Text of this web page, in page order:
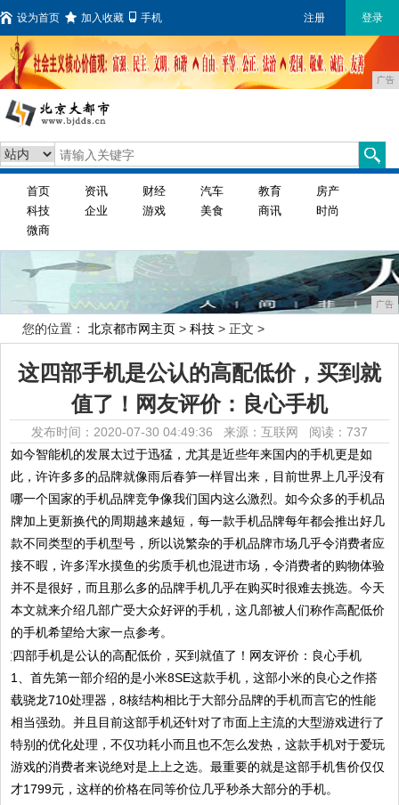
设为首页 加入收藏 手机 注册 登录
广告
首页 资讯 财经 汽车 教育
房产
科技
企业 游戏 美食 商讯
时尚
微商
广告
您的位置： 北京都市网主页 > 科技 > 正文 >
这四部手机是公认的高配低价，买到就
值了！网友评价：良心手机
发布时间：2020-07-30 04:49:36 来源：互联网 阅读：737
如今智能机的发展太过于迅猛，尤其是近些年来国内的手机更是如
此，许许多多的品牌就像雨后春笋一样冒出来，目前世界上几乎没有
哪一个国家的手机品牌竞争像我们国内这么激烈。如今众多的手机品
牌加上更新换代的周期越来越短，每一款手机品牌每年都会推出好几
款不同类型的手机型号，所以说繁杂的手机品牌市场几乎令消费者应
接不暇，许多浑水摸鱼的劣质手机也混进市场，令消费者的购物体验
并不是很好，而且那么多的品牌手机几乎在购买时很难去挑选。今天
本文就来介绍几部广受大众好评的手机，这几部被人们称作高配低价
的手机希望给大家一点参考。
1、首先第一部介绍的是小米8SE这款手机，这部小米的良心之作搭
载骁龙710处理器，8核结构相比于大部分品牌的手机而言它的性能
相当强劲。并且目前这部手机还针对了市面上主流的大型游戏进行了
特别的优化处理，不仅功耗小而且也不怎么发热，这款手机对于爱玩
游戏的消费者来说绝对是上上之选。最重要的就是这部手机售价仅仅
才1799元，这样的价格在同等价位几乎秒杀大部分的手机。